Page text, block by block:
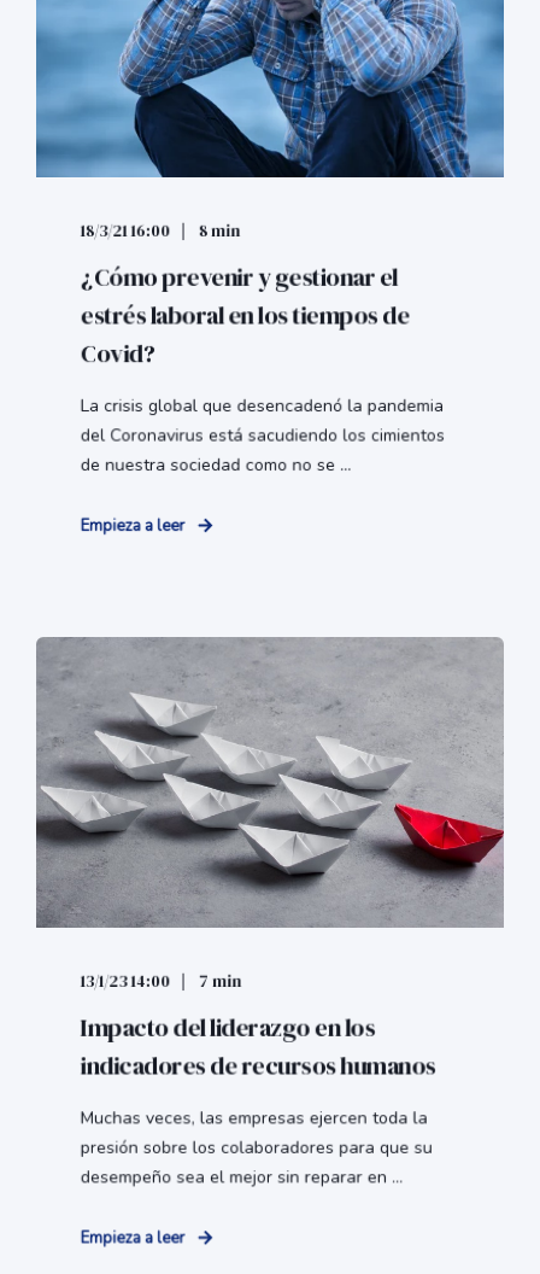
18/3/21 16:00 8 min
¿Cómo prevenir y gestionar el
estrés laboral en los tiempos de
Covid?
La crisis global que desencadenó la pandemia
del Coronavirus está sacudiendo los cimientos
de nuestra sociedad como no se ...
Empieza a leer
13/1/23 14:00 7 min
Impacto del liderazgo en los
indicadores de recursos humanos
Muchas veces, las empresas ejercen toda la
presión sobre los colaboradores para que su
desempeño sea el mejor sin reparar en ...
Empieza a leer